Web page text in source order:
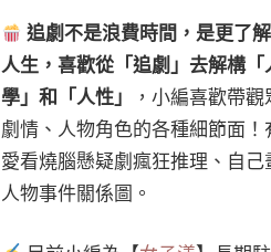
追劇不是浪費時間，是更了
人生，喜歡從「追劇」去解構「
學」和「人性」
，小編喜歡帶
劇情、人物角色的各種細節面！
愛看燒腦懸疑劇瘋狂推理、自己
人物事件關係圖。